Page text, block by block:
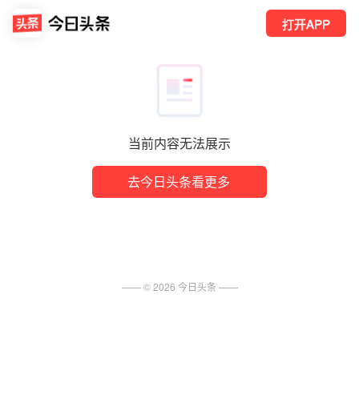
当前内容无法展示
去今日头条看更多
打开APP
—— ©2026 今日头条 ——